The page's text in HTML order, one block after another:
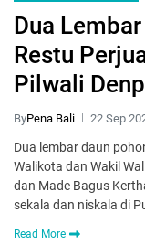
Dua
Restu
Pilwali
ByPena Bali 22 Sep
Dua lembar daun
Walikota dan Wakil
dan Made Bagus
sekala dan niskala di
Read More